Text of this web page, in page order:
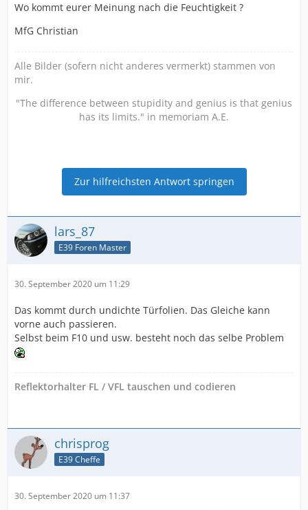
Wo kommt eurer Meinung nach die Feuchtigkeit ?
MfG Christian
Alle Bilder (sofern nicht anderes vermerkt) stammen von
mir.
"The difference between stupidity and genius is that genius
has its limits." in memoriam A.E.
Zur hilfreichsten Antwort springen
lars_87
E39 Foren Master
30. September 2020 um 11:29
Das kommt durch undichte Türfolien. Das Gleiche kann
vorne auch passieren.
Selbst beim F10 und usw. besteht noch das selbe Problem
Reflektorhalter FL / VFL tauschen und codieren
chrisprog
E39 Cheffe
30. September 2020 um 11:37